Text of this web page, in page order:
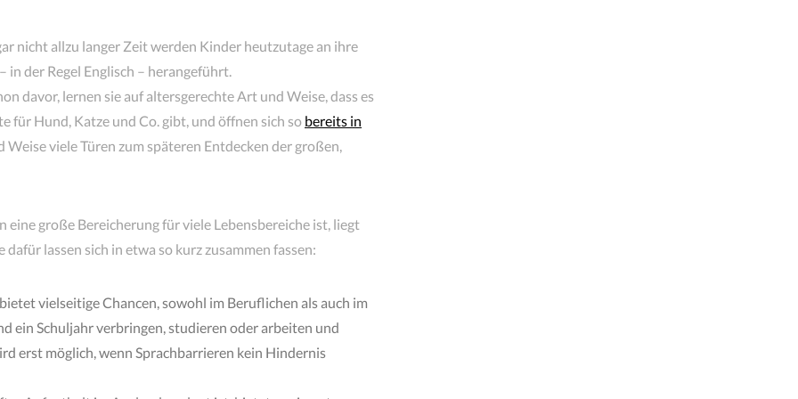
nicht allzu langer Zeit werden Kinder heutzutage an ihre
in der Regel Englisch – herangeführt.
davor, lernen sie auf altersgerechte Art und Weise, dass es
für Hund, Katze und Co. gibt, und öffnen sich so bereits in
viele Türen zum späteren Entdecken der großen,
eine große Bereicherung für viele Lebensbereiche ist, liegt
lassen sich in etwa so kurz zusammen fassen:
vielseitige Chancen, sowohl im Beruflichen als auch im
ein Schuljahr verbringen, studieren oder arbeiten und
erst möglich, wenn Sprachbarrieren kein Hindernis